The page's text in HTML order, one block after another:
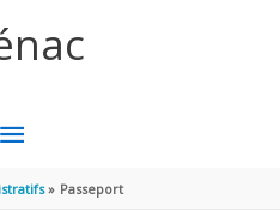
MENU
Passeport